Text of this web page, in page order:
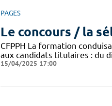
PAGES
Le concours / la
CFPPH La formation
aux candidats titulaires : du
15/04/2025 17:00